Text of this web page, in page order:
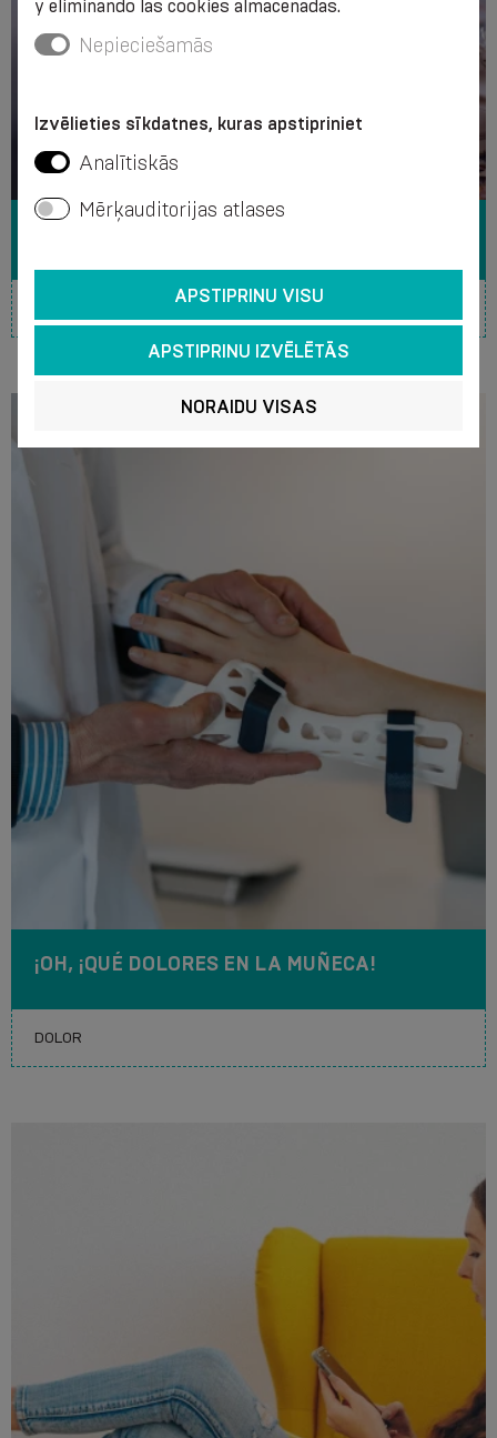
¡OH, ¡QUÉ DOLORES EN LA MUÑECA!
y eliminando las cookies almacenadas.
Nepieciešamās
Izvēlieties sīkdatnes, kuras apstipriniet
Analītiskās
Mērķauditorijas atlases
APSTIPRINU VISU
APSTIPRINU IZVĒLĒTĀS
NORAIDU VISAS